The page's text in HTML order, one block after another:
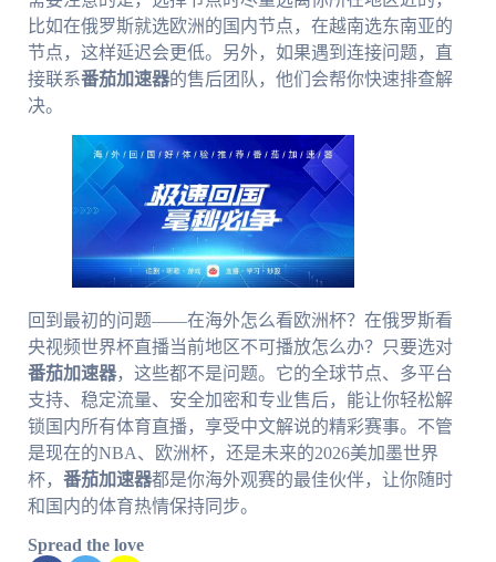
比如在俄罗斯就选欧洲的国内节点，在越南选东南亚的
节点，这样延迟会更低。另外，如果遇到连接问题，直
接联系番茄加速器的售后团队，他们会帮你快速排查解
决。
回到最初的问题——在海外怎么看欧洲杯？在俄罗斯看
央视频世界杯直播当前地区不可播放怎么办？只要选对
番茄加速器，这些都不是问题。它的全球节点、多平台
支持、稳定流量、安全加密和专业售后，能让你轻松解
锁国内所有体育直播，享受中文解说的精彩赛事。不管
是现在的NBA、欧洲杯，还是未来的2026美加墨世界
杯， 番茄加速器都是你海外观赛的最佳伙伴，让你随时
和国内的体育热情保持同步。
Spread the love